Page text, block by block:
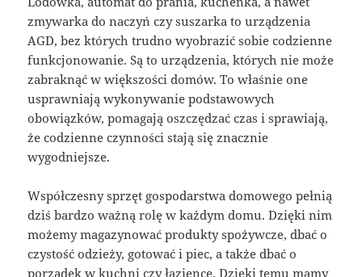
zmywarka do naczyń czy suszarka to urządzenia
AGD, bez których trudno wyobrazić sobie codzienne
funkcjonowanie. Są to urządzenia, których nie może
zabraknąć w większości domów. To właśnie one
usprawniają wykonywanie podstawowych
obowiązków, pomagają oszczędzać czas i sprawiają,
że codzienne czynności stają się znacznie
wygodniejsze.
Współczesny sprzęt gospodarstwa domowego pełnią
dziś bardzo ważną rolę w każdym domu. Dzięki nim
możemy magazynować produkty spożywcze, dbać o
czystość odzieży, gotować i piec, a także dbać o
porządek w kuchni czy łazience. Dzięki temu mamy